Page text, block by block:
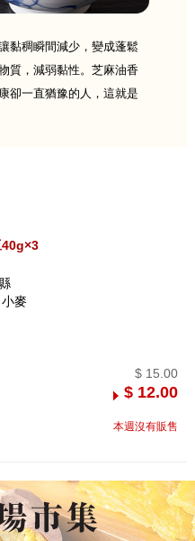
黏稠瞬間減少，變成蓬鬆
質，減弱黏性。芝麻油香
卻一直猶豫的人，這就是
40g×3
麥
$ 15.00
$ 12.00